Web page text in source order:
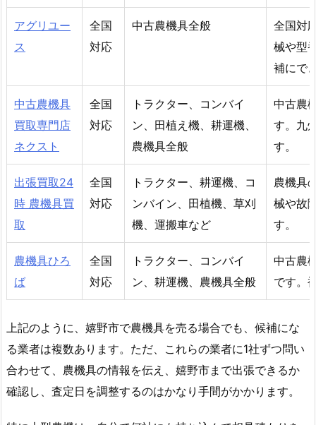
アグリユー
ス
全国
対応
中古農機具全般
全国対
械や型
補にで
中古農機具
買取専門店
ネクスト
全国
対応
トラクター、コンバイ
ン、田植え機、耕運機、
農機具全般
中古農
す。九
す。
出張買取24
時 農機具買
取
全国
対応
トラクター、耕運機、コ
ンバイン、田植機、草刈
機、運搬車など
農機具
械や故
す。
農機具ひろ
ば
全国
対応
トラクター、コンバイ
ン、耕運機、農機具全般
中古農
です。
上記のように、嬉野市で農機具を売る場合でも、候補にな
る業者は複数あります。ただ、これらの業者に1社ずつ問い
合わせて、農機具の情報を伝え、嬉野市まで出張できるか
確認し、査定日を調整するのはかなり手間がかかります。